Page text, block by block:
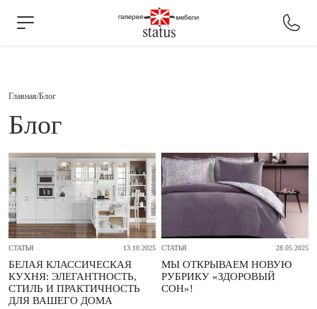
Главная Блог
Блог
СТАТЬЯ 13.10.2025
БЕЛАЯ КЛАССИЧЕСКАЯ
КУХНЯ: ЭЛЕГАНТНОСТЬ,
СТИЛЬ И ПРАКТИЧНОСТЬ
ДЛЯ ВАШЕГО ДОМА
СТАТЬЯ 28.05.2025
МЫ ОТКРЫВАЕМ НОВУЮ
РУБРИКУ «ЗДОРОВЫЙ
СОН»!